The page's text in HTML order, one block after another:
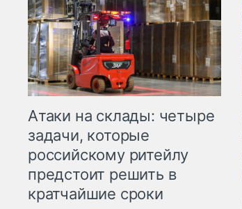
Атаки на склады: четыре
задачи, которые
российскому ритейлу
предстоит решить в
кратчайшие сроки